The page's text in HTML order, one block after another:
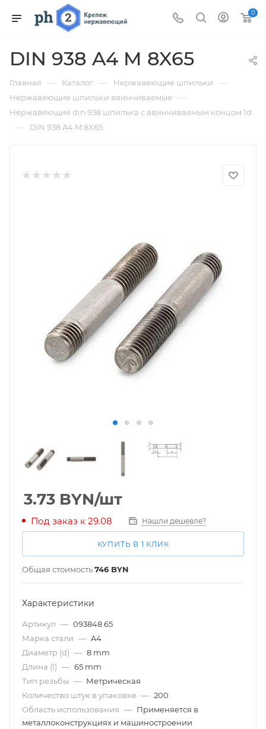
0
DIN 938 A4 M 8X65
Главная — Каталог — Нержавеющие шпильки —
Нержавеющие шпильки ввинчиваемые —
Нержавеющие din 938 шпилька с ввинчиваемым концом 1d
— DIN 938 A4 M 8X65
3.73 BYN/шт
Под заказ к 29.08 Нашли дешевле?
КУПИТЬ В 1 КЛИК
Общая стоимость746 BYN
Характеристики
Артикул — 093848 65
Марка стали — A4
Диаметр (d) — 8 mm
Длина (l) — 65 mm
Тип резьбы — Метрическая
Количество штук в упаковке — 200
Область использования — Применяется в
металлоконструкциях и машиностроении